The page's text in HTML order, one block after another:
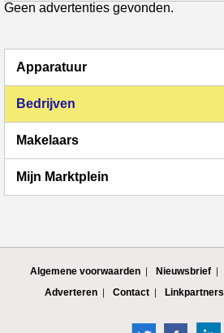
Geen advertenties gevonden.
Apparatuur
Bedrijven
Makelaars
Mijn Marktplein
Algemene voorwaarden Nieuwsbrief
Adverteren
Contact Linkpartners